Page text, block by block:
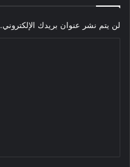
لن يتم نشر عنوان بريدك الإلكتروني.